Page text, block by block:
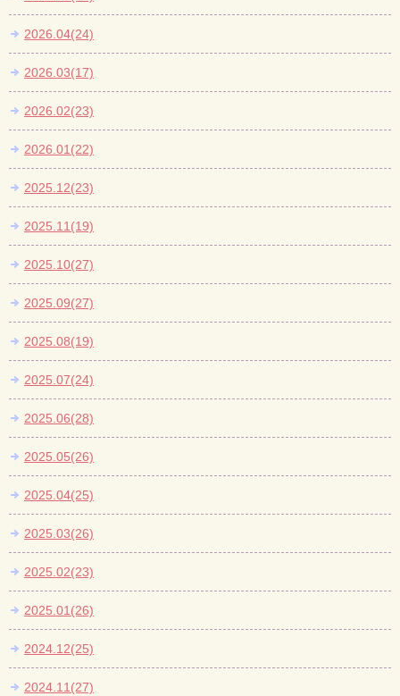
2026.04(24)
2026.03(17)
2026.02(23)
2026.01(22)
2025.12(23)
2025.11(19)
2025.10(27)
2025.09(27)
2025.08(19)
2025.07(24)
2025.06(28)
2025.05(26)
2025.04(25)
2025.03(26)
2025.02(23)
2025.01(26)
2024.12(25)
2024.11(27)